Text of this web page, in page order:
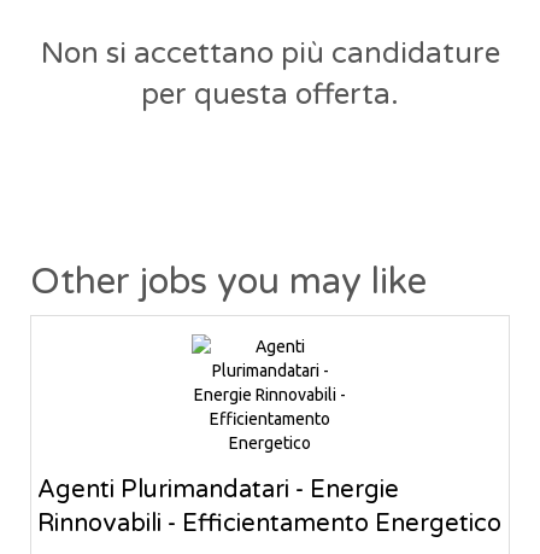
Non si accettano più candidature
per questa offerta.
Other jobs you may like
Agenti Plurimandatari - Energie
Rinnovabili - Efficientamento Energetico